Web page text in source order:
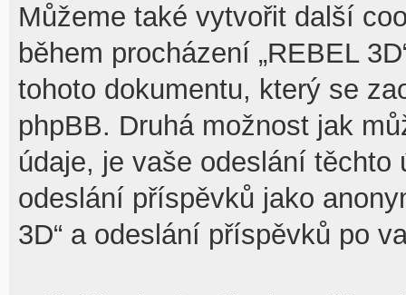
Můžeme také vytvořit další
během procházení „REBEL
tohoto dokumentu, který se
phpBB. Druhá možnost jak
údaje, je vaše odeslání těchto
odeslání příspěvků jako
3D“ a odeslání příspěvků po